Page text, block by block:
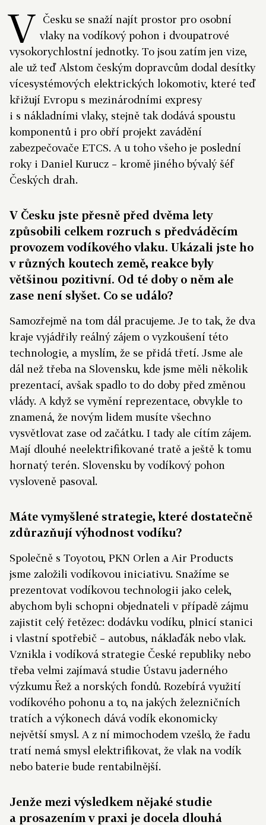
V
Česku se snaží najít prostor pro osobní
vlaky na vodíkový pohon i dvoupatrové
vysokorychlostní jednotky. To jsou zatím jen vize,
ale už teď Alstom českým dopravcům dodal desítky
vícesystémových elektrických lokomotiv, které teď
křižují Evropu s mezinárodními expresy
i s nákladními vlaky, stejně tak dodává spoustu
komponentů i pro obří projekt zavádění
zabezpečovače ETCS. A u toho všeho je poslední
roky i Daniel Kurucz – kromě jiného bývalý šéf
Českých drah.
V Česku jste přesně před dvěma lety
způsobili celkem rozruch s předváděcím
provozem vodíkového vlaku. Ukázali jste ho
v různých koutech země, reakce byly
většinou pozitivní. Od té doby o něm ale
zase není slyšet. Co se událo?
Samozřejmě na tom dál pracujeme. Je to tak, že dva
kraje vyjádřily reálný zájem o vyzkoušení této
technologie, a myslím, že se přidá třetí. Jsme ale
dál než třeba na Slovensku, kde jsme měli několik
prezentací, avšak spadlo to do doby před změnou
vlády. A když se vymění reprezentace, obvykle to
znamená, že novým lidem musíte všechno
vysvětlovat zase od začátku. I tady ale cítím zájem.
Mají dlouhé neelektrifikované tratě a ještě k tomu
hornatý terén. Slovensku by vodíkový pohon
vysloveně pasoval.
Máte vymyšlené strategie, které dostatečně
zdůrazňují výhodnost vodíku?
Společně s Toyotou, PKN Orlen a Air Products
jsme založili vodíkovou iniciativu. Snažíme se
prezentovat vodíkovou technologii jako celek,
abychom byli schopni objednateli v případě zájmu
zajistit celý řetězec: dodávku vodíku, plnicí stanici
i vlastní spotřebič – autobus, náklaďák nebo vlak.
Vznikla i vodíková strategie České republiky nebo
třeba velmi zajímavá studie Ústavu jaderného
výzkumu Řež a norských fondů. Rozebírá využití
vodíkového pohonu a to, na jakých železničních
tratích a výkonech dává vodík ekonomicky
největší smysl. A z ní mimochodem vzešlo, že řadu
tratí nemá smysl elektrifikovat, že vlak na vodík
nebo baterie bude rentabilnější.
Jenže mezi výsledkem nějaké studie
a prosazením v praxi je docela dlouhá